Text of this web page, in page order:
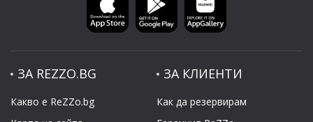
ЗА REZZO.BG
Какво е ReZZo.bg
ЗА КЛИЕНТИ
Как да резервирам